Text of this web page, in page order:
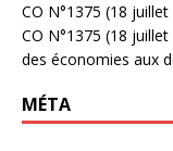
CO N°1375 (18
CO N°1375 (18
des économies aux
MÉTA